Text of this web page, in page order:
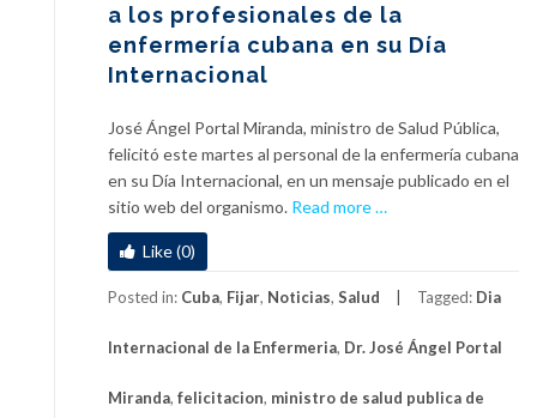
a los profesionales de la
enfermería cubana en su Día
Internacional
José Ángel Portal Miranda, ministro de Salud Pública,
felicitó este martes al personal de la enfermería cubana
en su Día Internacional, en un mensaje publicado en el
sitio web del organismo. Read more
F
…
Like (0)
Posted in: Cuba, Fijar, Noticias, Salud Tagged: Dia
Internacional de la Enfermeria, Dr. José Ángel Portal
Miranda, felicitacion, ministro de salud publica de